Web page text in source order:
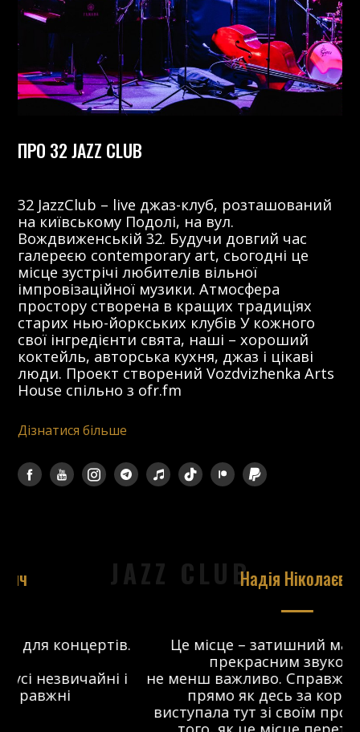
ПРО 32 JAZZ CLUB
32 JazzClub – live джаз-клуб, розташований
на київському Подолі, на вул.
Вождвиженській 32. Будучи довгий час
галереєю contemporary art, сьогодні це
місце зустрічі любителів вільної
імпровізаційної музики. Атмосфера
простору створена в кращих традиціях
старих нью-йоркських клубів У кожного
свої інгредієнти свята, наші – хороший
коктейль, авторська кухня, джаз і цікаві
люди. Проект створений Vozdvizhenka Arts
House спільно з ofr.fm
Дізнатися більше
JAZZ CLUB
Надія Ніколаєва
Це місце – затишний майданчик з
прекрасним звуком, що
не менш важливо. Справжній джаз-клуб,
прямо як десь за кордоном. Я
виступала тут зі своїм проектом ще до